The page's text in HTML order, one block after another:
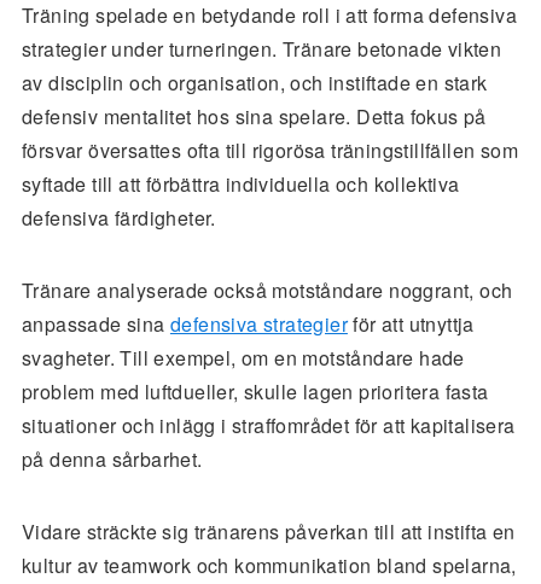
Träning spelade en betydande roll i att forma defensiva
strategier under turneringen. Tränare betonade vikten
av disciplin och organisation, och instiftade en stark
defensiv mentalitet hos sina spelare. Detta fokus på
försvar översattes ofta till rigorösa träningstillfällen som
syftade till att förbättra individuella och kollektiva
defensiva färdigheter.
Tränare analyserade också motståndare noggrant, och
anpassade sina defensiva strategierför att utnyttja
svagheter. Till exempel, om en motståndare hade
problem med luftdueller, skulle lagen prioritera fasta
situationer och inlägg i straffområdet för att kapitalisera
på denna sårbarhet.
Vidare sträckte sig tränarens påverkan till att instifta en
kultur av teamwork och kommunikation bland spelarna,